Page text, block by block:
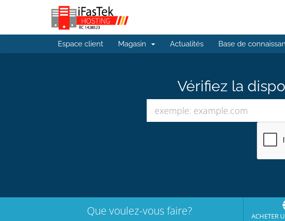
Espace client Magasin Actualités Base de
Vérifiez la
Que voulez-vous faire? ACHETER